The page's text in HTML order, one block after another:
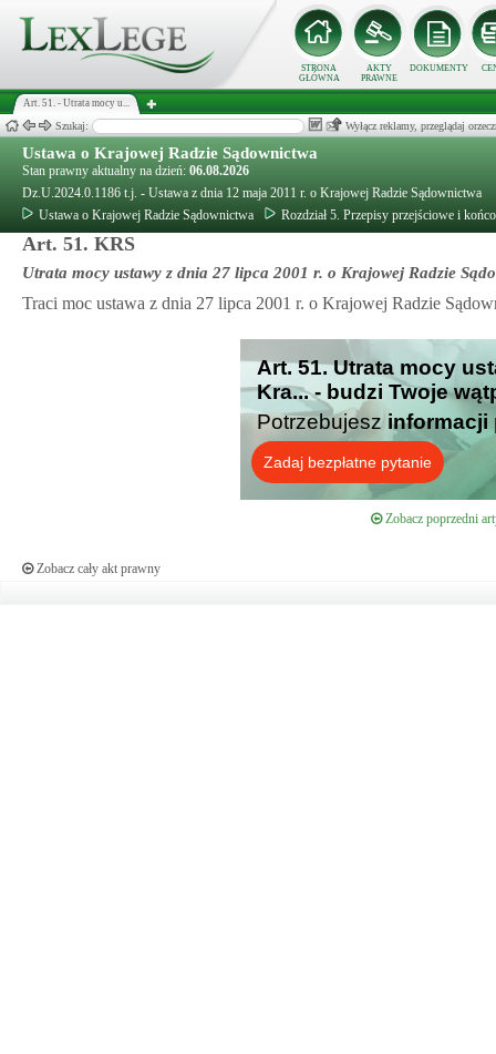
STRONA
GŁÓWNA
AKTY
PRAWNE
DOKUMENTY
Art. 51. - Utrata mocy u...
Szukaj: Wyłącz reklamy, przeglądaj
Ustawa o Krajowej Radzie Sądownictwa
Stan prawny aktualny na dzień: 06.08.2026
Dz.U.2024.0.1186 t.j. - Ustawa z dnia 12 maja 2011 r. o Krajowej Radzie Sądownictwa
Ustawa o Krajowej Radzie Sądownictwa
Rozdział 5. Przepisy przejściowe i
Art. 51. KRS
Utrata mocy ustawy z dnia 27 lipca 2001 r. o Krajowej Radzie
Traci moc ustawa z dnia 27 lipca 2001 r. o Krajowej Radzie
Art. 51. Utrata mocy
Kra... - budzi Twoje
Potrzebujesz informacji
Zadaj bezpłatne pytanie
Zobacz poprzedni
Zobacz cały akt prawny